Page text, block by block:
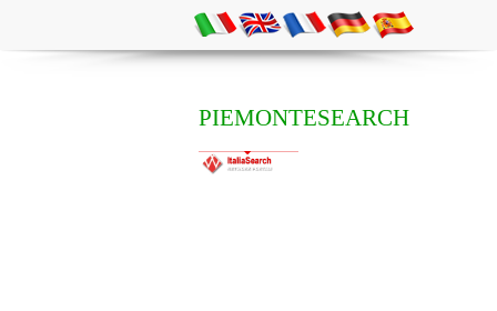
PIEMONTESEARCH